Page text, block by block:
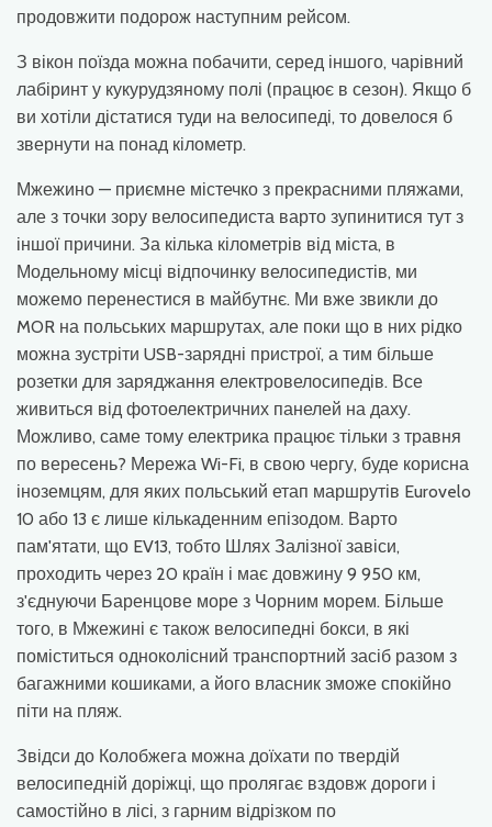
продовжити подорож наступним рейсом.
З вікон поїзда можна побачити, серед іншого, чарівний
лабіринт у кукурудзяному полі (працює в сезон). Якщо б
ви хотіли дістатися туди на велосипеді, то довелося б
звернути на понад кілометр.
Мжежино — приємне містечко з прекрасними пляжами,
але з точки зору велосипедиста варто зупинитися тут з
іншої причини. За кілька кілометрів від міста, в
Модельному місці відпочинку велосипедистів, ми
можемо перенестися в майбутнє. Ми вже звикли до
MOR на польських маршрутах, але поки що в них рідко
можна зустріти USB-зарядні пристрої, а тим більше
розетки для заряджання електровелосипедів. Все
живиться від фотоелектричних панелей на даху.
Можливо, саме тому електрика працює тільки з травня
по вересень? Мережа Wi-Fi, в свою чергу, буде корисна
іноземцям, для яких польський етап маршрутів Eurovelo
10 або 13 є лише кількаденним епізодом. Варто
пам'ятати, що EV13, тобто Шлях Залізної завіси,
проходить через 20 країн і має довжину 9 950 км,
з'єднуючи Баренцове море з Чорним морем. Більше
того, в Мжежині є також велосипедні бокси, в які
поміститься одноколісний транспортний засіб разом з
багажними кошиками, а його власник зможе спокійно
піти на пляж.
Звідси до Колобжега можна доїхати по твердій
велосипедній доріжці, що пролягає вздовж дороги і
самостійно в лісі, з гарним відрізком по